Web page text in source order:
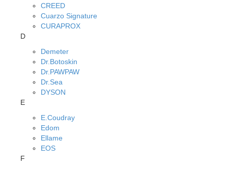
CREED
Cuarzo Signature
CURAPROX
D
Demeter
Dr.Botoskin
Dr.PAWPAW
Dr.Sea
DYSON
E
E.Coudray
Edom
Ellame
EOS
F